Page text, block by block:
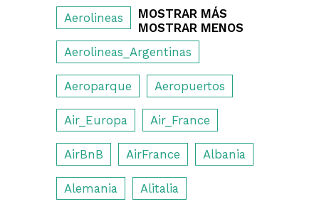
Aerolineas
Aerolineas_Argentinas
Aeroparque Aeropuertos
Air_Europa Air_France
AirBnB AirFrance Albania
Alemania Alitalia
MOSTRAR MÁS
MOSTRAR MENOS